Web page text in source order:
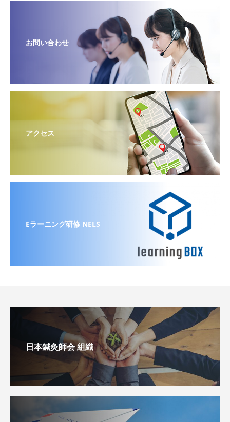
お問い合わせ
アクセス
Eラーニング研修 NELS
日本鍼灸師会 組織